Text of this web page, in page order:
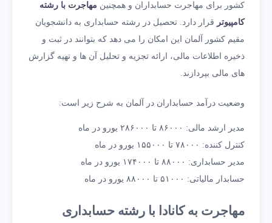
کشور برای مهاجرت حسابداران و همچنین مهاجرت با رشته
کامپیوتر قرار دارد. تحصیل در رشته حسابداری به دانشجویان
مقیم کشور آلمان این امکان را می دهد که بتوانند در ثبت و
ذخیره اطلاعات مالی، ارائه تجزیه و تحلیل آن ها و تهیه گزارش‌
های مالی بپردازند.
وضعیت درآمد حسابداران در آلمان به شرح زیر است:
مدیر ارشد مالی: ۸۶۰۰۰ تا ۲۸۶۰۰۰ یورو در ماه
کنترل کننده: ۷۸۰۰۰ تا ۱۵۵۰۰۰ یورو در ماه
مدیر حسابداری: ۸۸۰۰۰ تا ۱۷۴۰۰۰ یورو در ماه
حسابدار مالیاتی: ۵۱۰۰۰ تا ۸۸۰۰۰ یورو در ماه
مهاجرت به کانادا با رشته حسابداری